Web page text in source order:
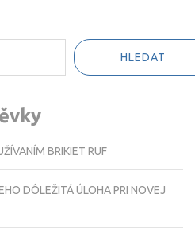
HLEDAT
BRIKIET RUF
DÔLEŽITÁ ÚLOHA PRI NOVEJ